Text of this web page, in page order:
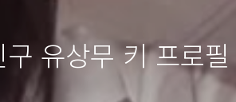
유상무 키 프로필